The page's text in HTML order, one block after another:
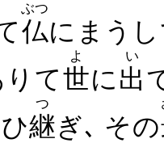
仏
ぶつ
にまう
りて世
よ
に出
い
継
つ
ぎ､ その